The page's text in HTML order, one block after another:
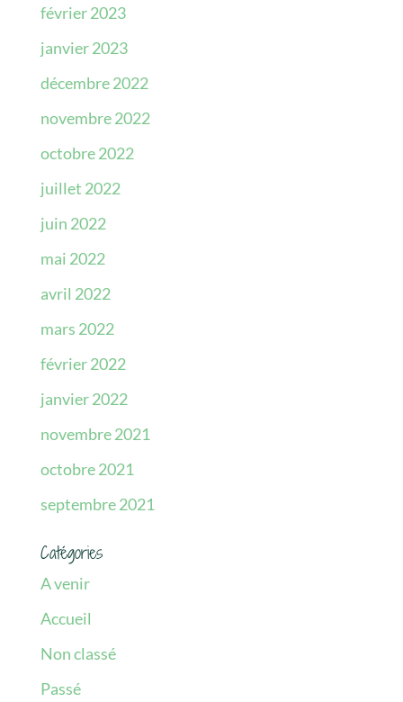
février 2023
janvier 2023
décembre 2022
novembre 2022
octobre 2022
juillet 2022
juin 2022
mai 2022
avril 2022
mars 2022
février 2022
janvier 2022
novembre 2021
octobre 2021
septembre 2021
Catégories
A venir
Accueil
Non classé
Passé